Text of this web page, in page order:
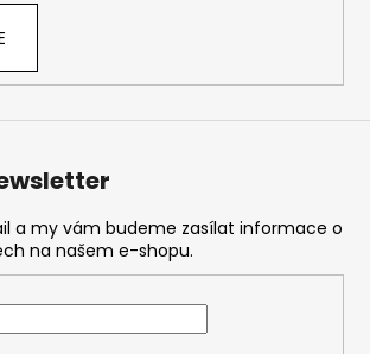
a my vám budeme zasílat informace o
na našem e-shopu.